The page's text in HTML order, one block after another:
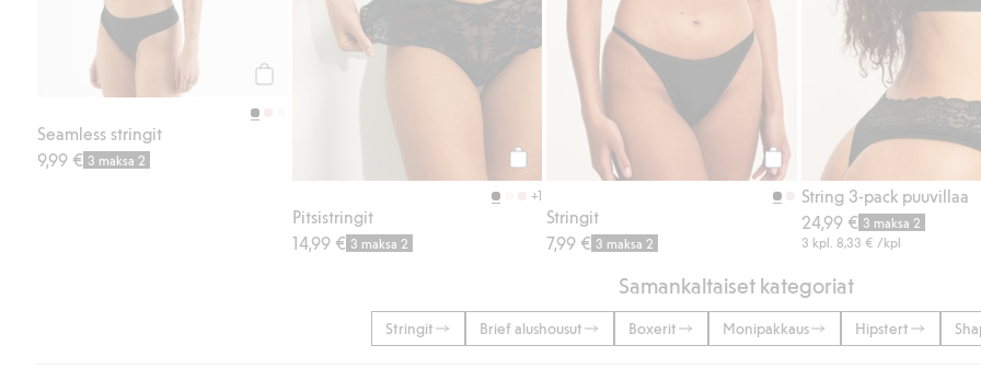
Seamless stringit
9,99 € 3 maksa 2
Osta
+1
Pitsistringit
14,99 € 3 maksa 2
Osta
Stringit
7,99 € 3 maksa 2
String 3-pack puuvillaa
24,99 € 3 maksa 2
3 kpl.8,33 € /kpl
Samankaltaiset kategoriat
Stringit Brief alushousut Boxerit Monipakkaus Hipstert